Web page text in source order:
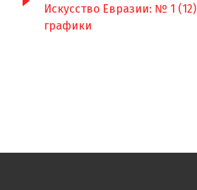
Искусство Евразии: № 1
графики